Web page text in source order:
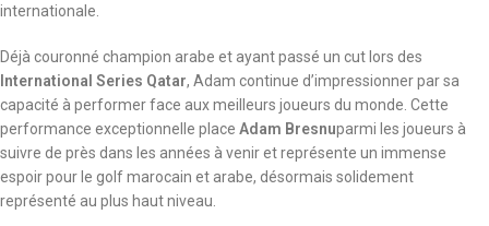
internationale.
Déjà couronné champion arabe et ayant passé un cut lors des
International Series Qatar, Adam continue d’impressionner par sa
capacité à performer face aux meilleurs joueurs du monde. Cette
performance exceptionnelle place Adam Bresnuparmi les joueurs à
suivre de près dans les années à venir et représente un immense
espoir pour le golf marocain et arabe, désormais solidement
représenté au plus haut niveau.